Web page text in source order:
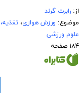
از:رابرت گرند
موضوع: ورزش هوازی،
علوم ورزشی
۱۸۴ صفحه